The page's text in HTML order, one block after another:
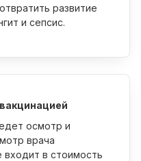
развитие
и сепсис.
осмотр и
врача
входит в стоимость